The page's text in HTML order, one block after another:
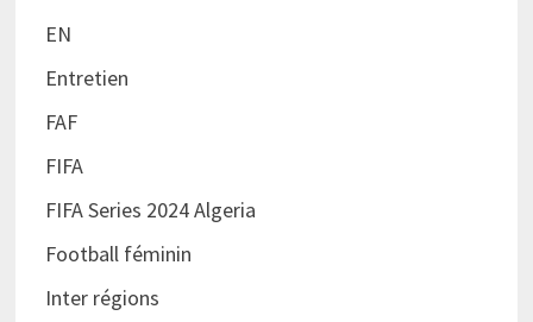
EN
Entretien
FAF
FIFA
FIFA Series 2024 Algeria
Football féminin
Inter régions